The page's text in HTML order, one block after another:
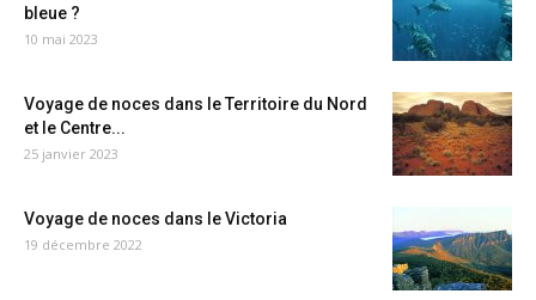
bleue ?
10 mai 2023
Voyage de noces dans le Territoire du Nord
et le Centre...
25 janvier 2023
Voyage de noces dans le Victoria
19 décembre 2022